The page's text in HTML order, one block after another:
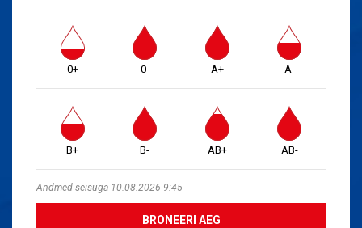
0+ 0- A+ A-
B+ B- AB+ AB-
Andmed seisuga 10.08.2026 9:45
BRONEERI AEG